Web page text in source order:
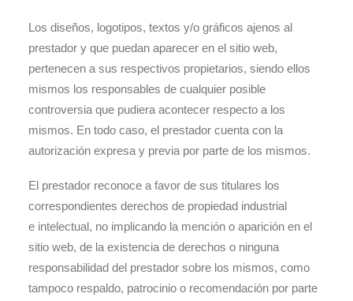
Los diseños, logotipos, textos y/o gráficos ajenos al
prestador y que puedan aparecer en el sitio web,
pertenecen a sus respectivos propietarios, siendo ellos
mismos los responsables de cualquier posible
controversia que pudiera acontecer respecto a los
mismos. En todo caso, el prestador cuenta con la
autorización expresa y previa por parte de los mismos.
El prestador reconoce a favor de sus titulares los
correspondientes derechos de propiedad industrial
e intelectual, no implicando la mención o aparición en el
sitio web, de la existencia de derechos o ninguna
responsabilidad del prestador sobre los mismos, como
tampoco respaldo, patrocinio o recomendación por parte